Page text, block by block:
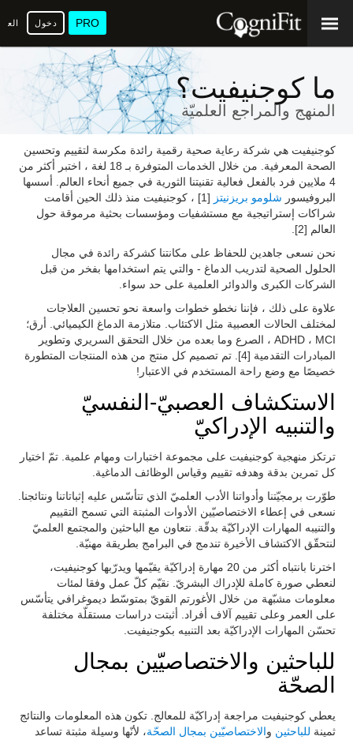
PRO دخول
ما كوجنيفيت؟
المنهج والمراجع العلميّة
كوجنيفيت هي شركة رعاية صحية رقمية رائدة مكرسة لتقييم وتحسين
الصحة المعرفية. من خلال الخدمات المتوفرة بـ 18 لغة ، اختبر أكثر من
4 ملايين فرد بالفعل فعالية تقنيتنا الثورية في جميع أنحاء العالم. أسسها
البروفيسور شلومو بريزنيتز
[1] ، كوجنيفيت منذ ذلك الحين أقامت
شراكات إستراتيجية مع مستشفيات ومؤسسات بحثية مرموقة حول
العالم [2].
نحن نسعى جاهدين للحفاظ على مكانتنا كشركة رائدة في مجال
الحلول الصحية لتدريب الدماغ - والتي يتم استخدامها بفخر من قبل
الشركات الكبرى والدوائر العلمية على حد سواء.
علاوة على ذلك ، فإننا نخطو خطوات واسعة نحو تحسين العلاجات
لمختلف الحالات العصبية مثل الاكتئاب. متلازمة الدماغ الكيميائي. أرق؛
ADHD ، MCI ، الصرع وما بعده من خلال التحقق السريري وتطوير
المبادرات التقدمية [4]. تم تصميم كل منتج من هذه المنتجات المتطورة
خصيصًا مع وضع راحة المستخدم في الاعتبار!
الاستكشاف العصبيّ-النفسيّ
والتنبيه الإدراكيّ
ترتكز منهجية كوجنيفيت على مجموعة اختبارات ومهام علمية. تمّ اختيار
كل تمرين بدقة وهدفه تقييم وقياس الوظائف الدماغية.
طوّرت برمجيّتنا وأدواتنا الأدب العلميّ الذي تتأسّس عليه إثباتاتنا ونتائجنا.
نسعى في إعطاء الاختصاصيّين الأدوات المثبتة التي تسمح التقييم
والتنيبه المهارات الإدراكيّة بدقّة. نتعاون مع الباحثين والمجتمع العلميّ
لنتحقّق الاكتشاف الأخيرة تندمج في البرامج بطريقة مهنيّة.
اخترنا بانتباه أكثر من 20 مهارة إدراكيّة يقيّمها ويدرّبها كوجنيفيت،
لنعطي صورة كاملة للإدراك البشريّ. نقيّم كلّ عمل وفقا لمئات
معلومات مشبّهة من خلال الأغورتم القويّ بمتوسّط ديموغرافي يتأسّس
على العمر وعلى تقييم آلاف أفراد. أثبتت دراسات مستقلّة مختلفة
تحسّن المهارات الإدراكيّة بعد التنبيه بكوجنيفيت.
للباحثين والاختصاصيّين بمجال
الصحّة
يعطي كوجنيفيت مراجعة إدراكيّة للمعالج. تكون هذه المعلومات والنتائج
ثمينة للباحثين والاختصاصيّين بمجال الصحّة، لأنّها وسيلة مثبتة تساعد